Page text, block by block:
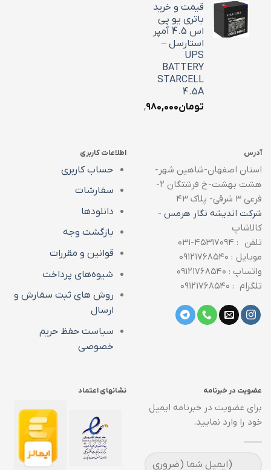
قیمت و خرید
باتری یو پی
اس 4.5 آمپر
استارسل –
UPS
BATTERY
STARCELL
4.5A
تومان۱,۹۸۰,۰۰۰
آدرس
استان اصفهان-شاهین شهر-
هشت بهشت-خ فرشتگان ۲-
فرعی ۳ شرقی- پلاک ۴۳
شرکت اندیشه نگار هرمس -
کالاشاپ
تلفن : ۴۵۳۱۷۰۹۴-۰۳۱
موبایل : ۰۹۱۲۱۷۶۸۵۴۰
واتساپ : ۰۹۱۲۱۷۶۸۵۴۰
تلگرام : ۰۹۱۲۱۷۶۸۵۴۰
اطلاعات کاربری
حساب کاربری
سفارشات
دانلودها
بازگشت وجه
قوانین و مقررات
شیوه‌های پرداخت
روش های ثبت سفارش و
ارسال
سیاست حفظ حریم
خصوصی
عضویت در خبرنامه
برای عضویت در خبرنامه ایمیل
خود را وارد نمایید.
نشانهای اعتماد